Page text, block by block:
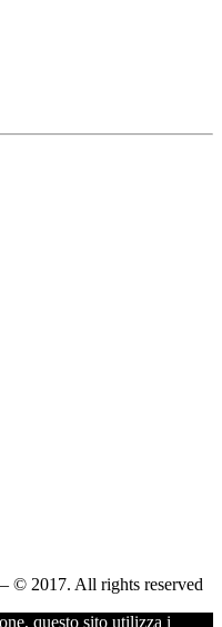
© 2017. All rights reserved
questo sito utilizza i